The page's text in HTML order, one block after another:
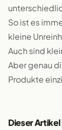
So ist es
kleine
Auch sind
Aber genau
Produkte
Dieser